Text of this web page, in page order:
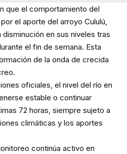
que el comportamiento del
el aporte del arroyo Cululú,
en sus niveles tras
el fin de semana. Esta
de la onda de crecida
oficiales, el nivel del río en
estable o continuar
72 horas, siempre sujeto a
climáticas y los aportes
continúa activo en